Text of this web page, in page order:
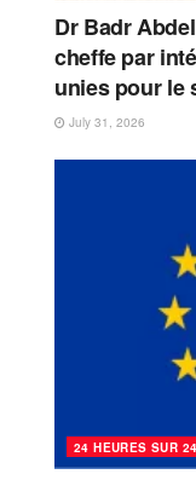
Dr Badr
cheffe par
unies pour le
July 31, 2026
24 HEURES SUR 24